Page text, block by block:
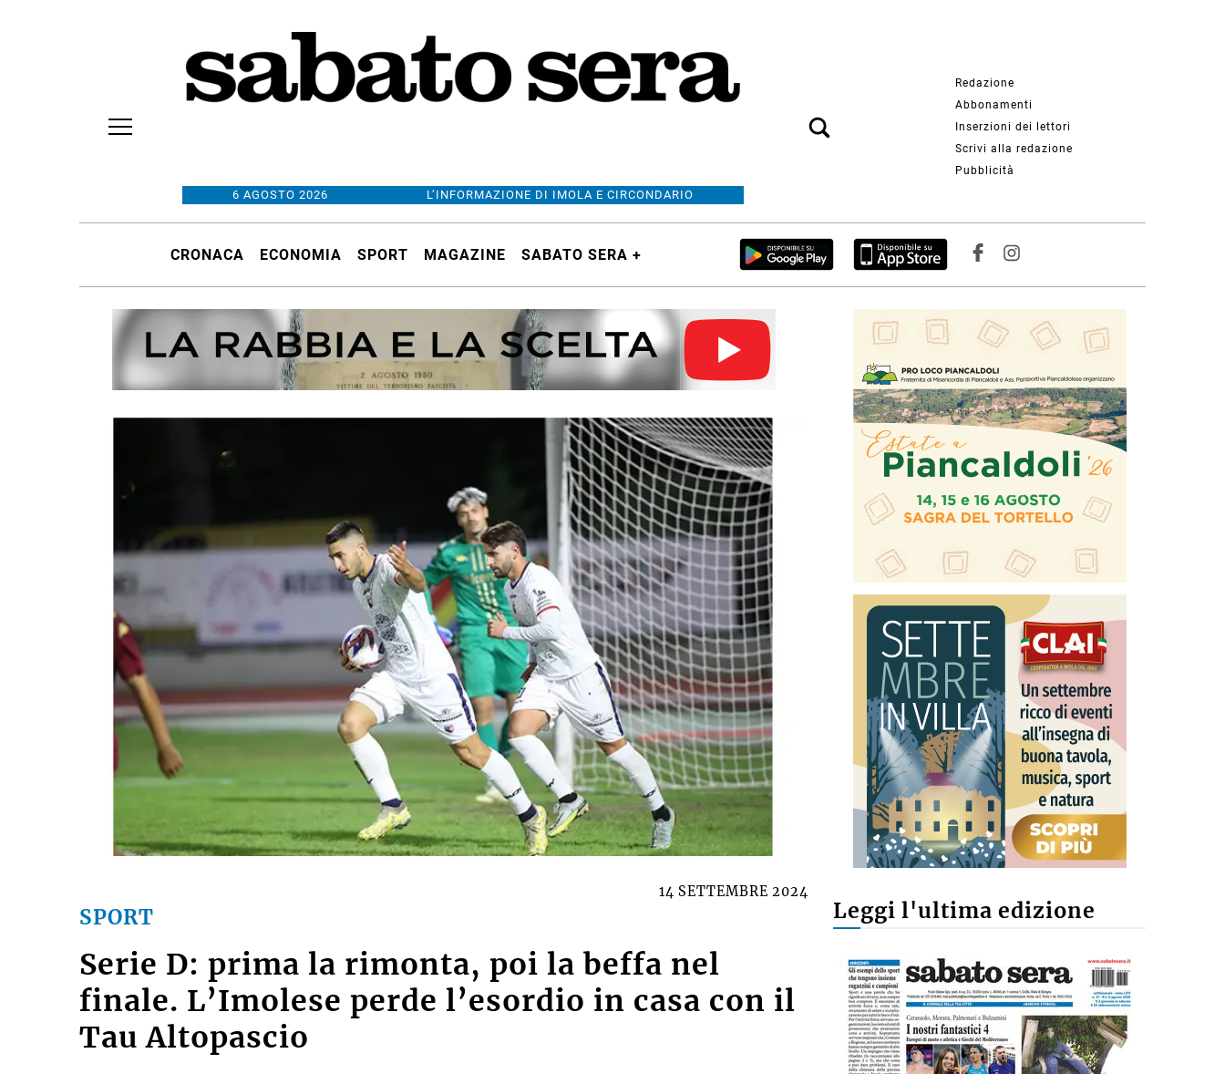
6 AGOSTO 2026 L’INFORMAZIONE DI IMOLA E CIRCONDARIO
Redazione
Abbonamenti
Inserzioni dei lettori
Scrivi alla redazione
Pubblicità
CRONACA ECONOMIA SPORT MAGAZINE SABATO SERA +
SPORT
14 SETTEMBRE 2024
Serie D: prima la rimonta, poi la beffa nel
finale. L’Imolese perde l’esordio in casa con il
Tau Altopascio
Leggi l'ultima edizione